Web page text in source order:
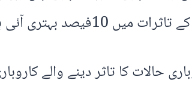
بہتری آئی ہے۔